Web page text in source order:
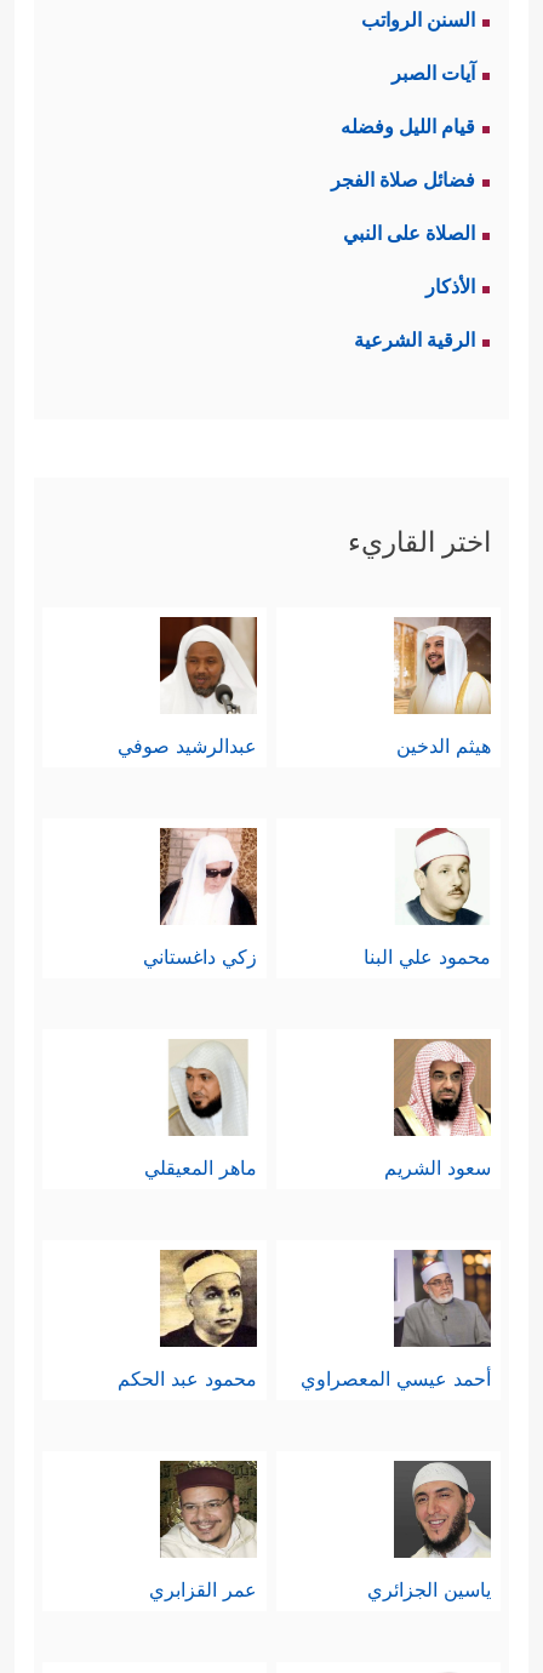
السنن الرواتب
آيات الصبر
قيام الليل وفضله
فضائل صلاة الفجر
الصلاة على النبي
الأذكار
الرقية الشرعية
اختر القاريء
هيثم الدخين عبدالرشيد صوفي
محمود علي البنا زكي داغستاني
سعود الشريم ماهر المعيقلي
أحمد عيسي المعصراوي محمود عبد الحكم
ياسين الجزائري عمر القزابري